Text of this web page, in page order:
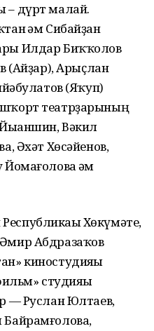
– дүрт малай.
һәм Сибайҙан
Илдар Биҡҡолов
(Айҙар), Арыҫлан
(Яҡуп)
театрҙарының
Вәкил
Әхәт Хөсәйенов,
һәм
Хөкүмәте,
Абдразаҡов
киностудияһы
студияһы
— Руслан Юлтаев,